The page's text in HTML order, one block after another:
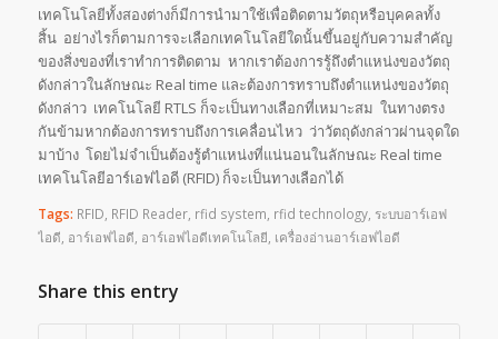
เทคโนโลยีทั้งสองต่างก็มีการนำมาใช้เพื่อติดตามวัตถุหรือบุคคลทั้ง
สิ้น อย่างไรก็ตามการจะเลือกเทคโนโลยีใดนั้นขึ้นอยู่กับความสำคัญ
ของสิ่งของที่เราทำการติดตาม หากเราต้องการรู้ถึงตำแหน่งของวัตถุ
ดังกล่าวในลักษณะ Real time และต้องการทราบถึงตำแหน่งของวัตถุ
ดังกล่าว เทคโนโลยี RTLS ก็จะเป็นทางเลือกที่เหมาะสม ในทางตรง
กันข้ามหากต้องการทราบถึงการเคลื่อนไหว ว่าวัตถุดังกล่าวผ่านจุดใด
มาบ้าง โดยไม่จำเป็นต้องรู้ตำแหน่งที่แน่นอนในลักษณะ Real time
เทคโนโลยีอาร์เอฟไอดี (RFID) ก็จะเป็นทางเลือกได้
Tags: RFID, RFID Reader, rfid system, rfid technology, ระบบอาร์เอฟ
ไอดี, อาร์เอฟไอดี, อาร์เอฟไอดีเทคโนโลยี, เครื่องอ่านอาร์เอฟไอดี
Share this entry